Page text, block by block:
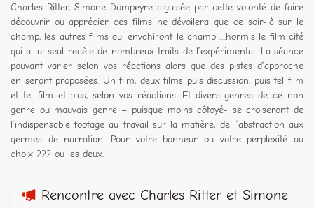
Charles Ritter, Simone Dompeyre aiguisée par cette volonté de faire
découvrir ou apprécier ces films ne dévoilera que ce soir-là sur le
champ, les autres films qui envahiront le champ …hormis le film cité
qui a lui seul recèle de nombreux traits de l’expérimental. La séance
pouvant varier selon vos réactions alors que des pistes d’approche
en seront proposées. Un film, deux films puis discussion, puis tel film
et tel film et plus, selon vos réactions. Et divers genres de ce non
genre ou mauvais genre – puisque moins côtoyé- se croiseront de
l’indispensable footage au travail sur la matière, de l’abstraction aux
germes de narration. Pour votre bonheur ou votre perplexité au
choix ??? ou les deux.
Rencontre avec Charles Ritter et Simone